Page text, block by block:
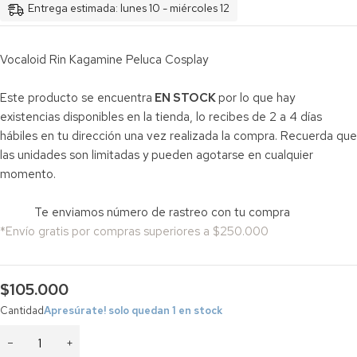
Entrega estimada: lunes 10 - miércoles 12
Vocaloid Rin Kagamine Peluca Cosplay
Este producto se encuentra EN STOCKpor lo que hay
existencias disponibles en la tienda, lo recibes de 2 a 4 días
hábiles en tu dirección una vez realizada la compra. Recuerda que
las unidades son limitadas y pueden agotarse en cualquier
momento.
Te enviamos número de rastreo con tu compra
*Envío gratis por compras superiores a $250.000
$105.000
CantidadApresúrate! solo quedan 1 en stock